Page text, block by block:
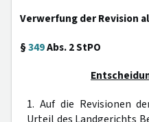
Verwerfung der Revision
§349Abs. 2 StPO
1. Auf die Revisionen